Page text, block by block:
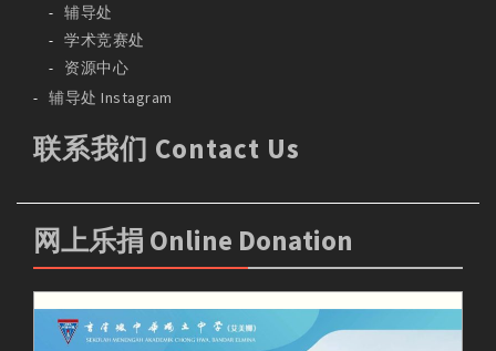
辅导处
学术竞赛处
资源中心
辅导处 Instagram
联系我们 Contact Us
网上乐捐 Online Donation